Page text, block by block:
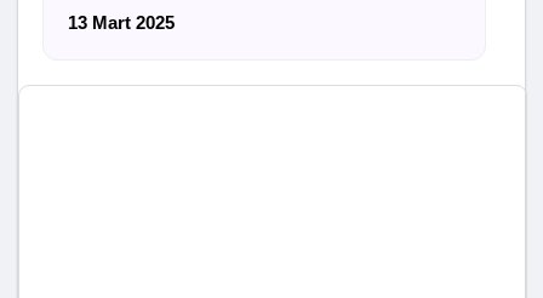
13 Mart 2025